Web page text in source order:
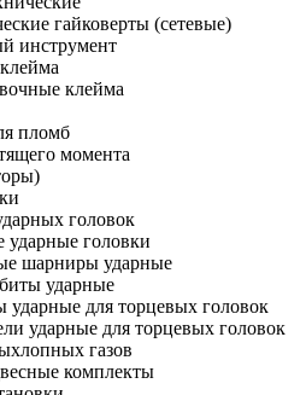
гайковерты (сетевые)
инструмент
клейма
пломб
момента
головок
ударные головки
шарниры ударные
ударные
ударные для торцевых головок
ударные для торцевых головок
газов
комплекты